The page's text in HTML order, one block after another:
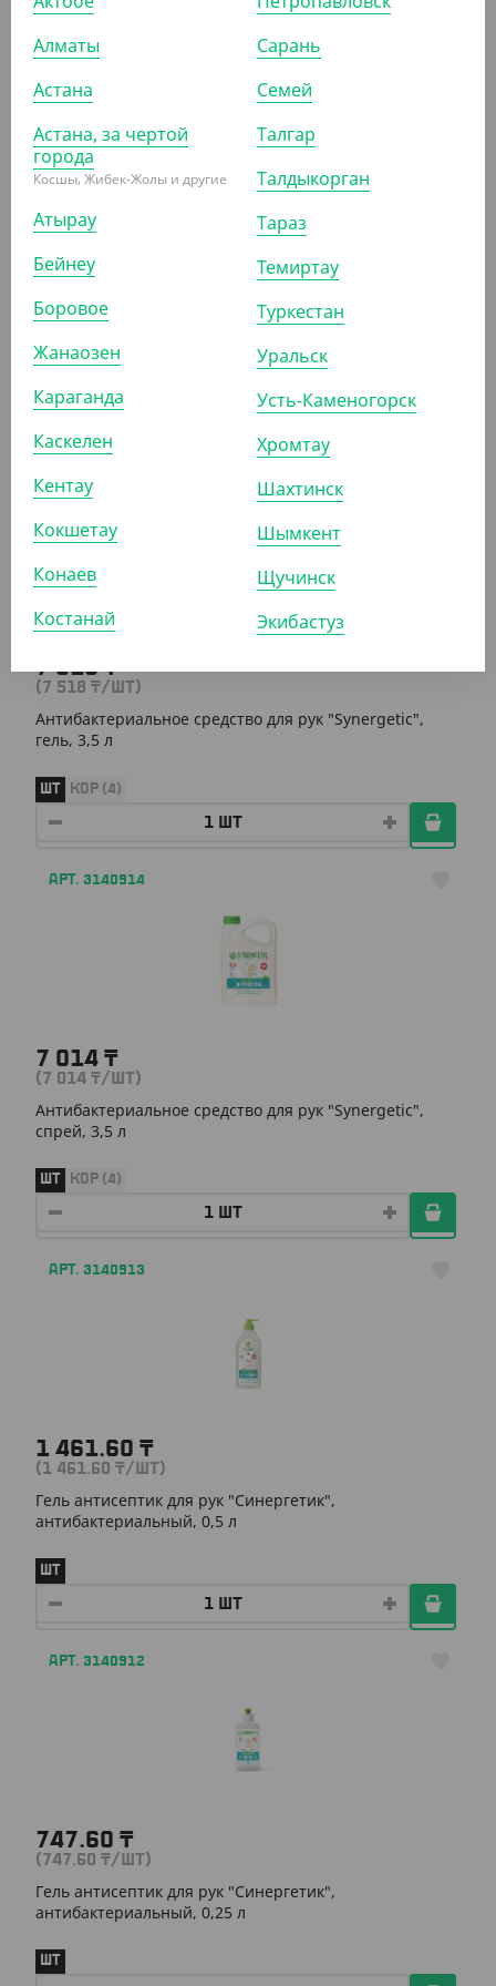
562.70 ₸
(562.70₸/ШТ)
Тряпка целллюлозная, 20*18 см, 2 шт/уп, Perfera
ШТ КОР (50)
ПОКАЗАТЬ ЕЩЁ
ПОХОЖИЕ ТОВАРЫ
АРТ. 3140915
7 518₸
(7 518 ₸/ШТ)
Антибактериальное средство для рук "Synergetic",
гель, 3,5 л
ШТ КОР (4)
АРТ. 3140914
7 014 ₸
(7 014 ₸/ШТ)
Антибактериальное средство для рук "Synergetic",
спрей, 3,5 л
ШТ КОР (4)
АРТ. 3140913
1 461.60 ₸
(1 461.60 ₸/ШТ)
Гель антисептик для рук "Синергетик",
антибактериальный, 0,5 л
ШТ
АРТ. 3140912
747.60 ₸
(747.60 ₸/ШТ)
Гель антисептик для рук "Синергетик",
антибактериальный, 0,25 л
ШТ
Алматы
Астана
Астана, за чертой
города
Косшы, Жибек-Жолы и другие
Атырау
Бейнеу
Боровое
Жанаозен
Караганда
Каскелен
Кентау
Кокшетау
Конаев
Костанай
Сарань
Семей
Талгар
Талдыкорган
Тараз
Темиртау
Туркестан
Уральск
Усть-Каменогорск
Хромтау
Шахтинск
Шымкент
Щучинск
Экибастуз